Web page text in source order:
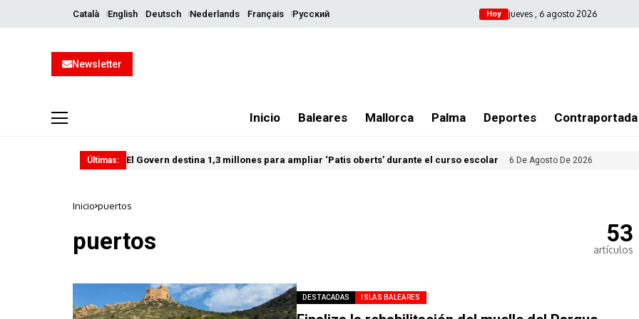
Català English Deutsch Nederlands Français Русский Hoy jueves , 6 agosto 2026
Newsletter
Inicio Baleares Mallorca Palma Deportes Contraportada
Últimas: El Govern destina 1,3 millones para ampliar ‘Patis oberts’ durante el curso escolar 6 De Agosto De 2026
Inicio puertos
puertos 53
artículos
DESTACADAS ISLAS BALEARES